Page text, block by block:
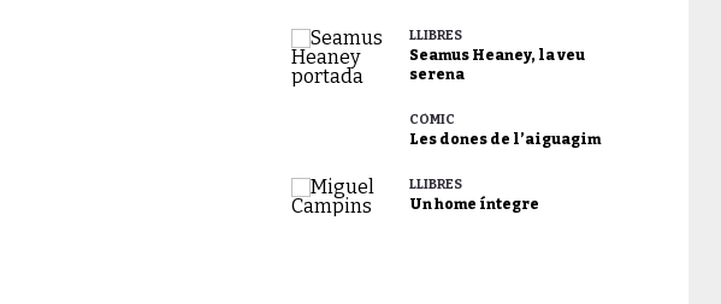
LLIBRES
Seamus Heaney, la veu
serena
CÒMIC
Les dones de l’aiguagim
LLIBRES
Un home íntegre